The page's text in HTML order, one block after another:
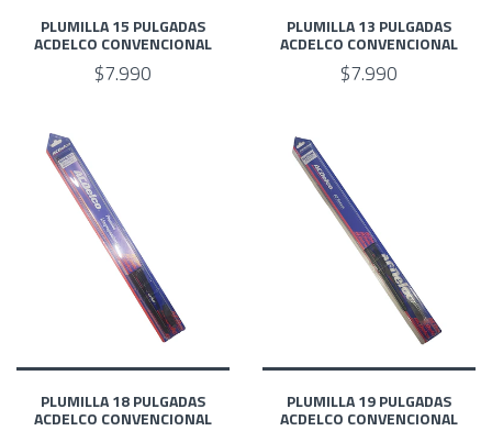
PLUMILLA 15 PULGADAS
ACDELCO CONVENCIONAL
$7.990
PLUMILLA 13 PULGADAS
ACDELCO CONVENCIONAL
$7.990
PLUMILLA 18 PULGADAS
ACDELCO CONVENCIONAL
PLUMILLA 19 PULGADAS
ACDELCO CONVENCIONAL